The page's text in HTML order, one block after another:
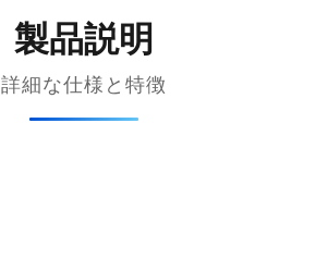
製品説明
詳細な仕様と特徴